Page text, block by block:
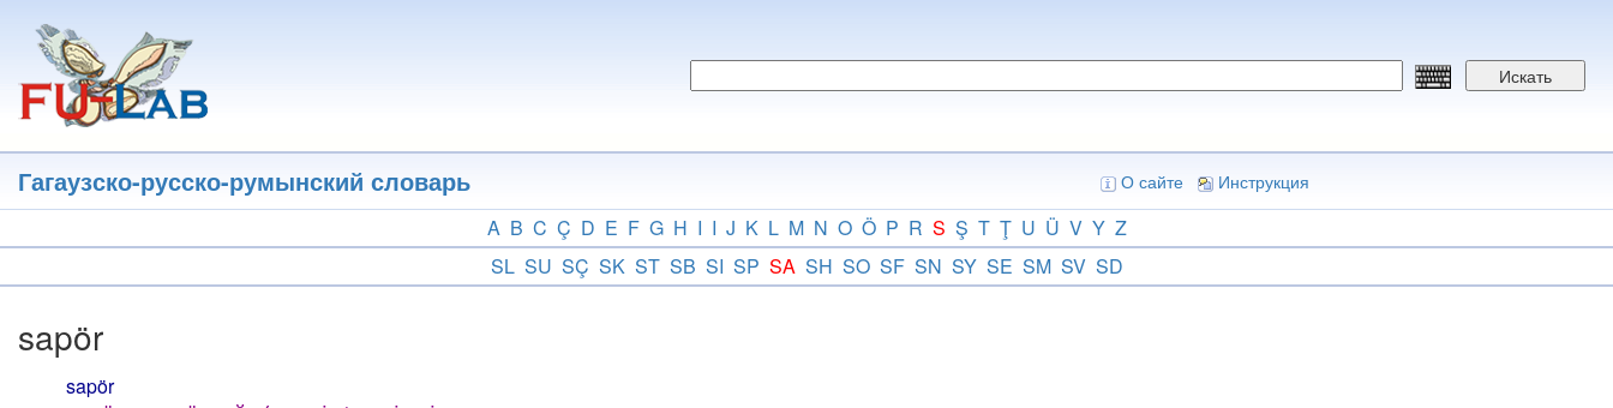
основному
содержанию
Искать
Гагаузско-русско-румынский словарь О сайте Инструкция
A B C Ç D E F G H I I J K L M N O Ö P R S Ş T Ţ U Ü V Y Z
SL SU SÇ SK ST SB SI SP SA SH SO SF SN SY SE SM SV SD
sapör
sapör